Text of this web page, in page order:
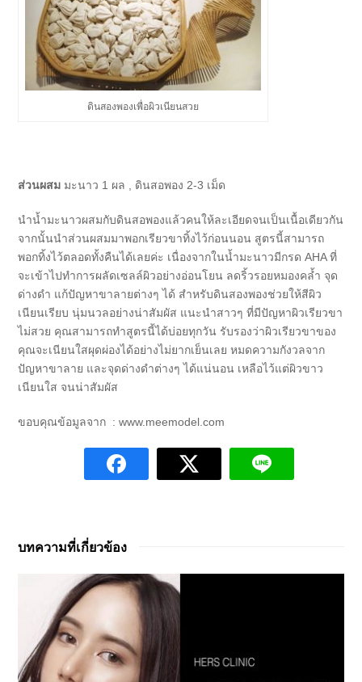
ดินสองพองเพื่อผิวเนียนสวย
ส่วนผสม มะนาว 1 ผล , ดินสอพอง 2-3 เม็ด
นำน้ำมะนาวผสมกับดินสอพองแล้วคนให้ละเอียดจนเป็นเนื้อเดียวกัน
จากนั้นนำส่วนผสมมาพอกเรียวขาทิ้งไว้ก่อนนอน สูตรนี้สามารถ
พอกทิ้งไว้ตลอดทั้งคืนได้เลยค่ะ เนื่องจากในน้ำมะนาวมีกรด AHA ที่
จะเข้าไปทำการผลัดเซลล์ผิวอย่างอ่อนโยน ลดริ้วรอยหมองคล้ำ จุด
ด่างดำ แก้ปัญหาขาลายต่างๆ ได้ สำหรับดินสองพองช่วยให้สีผิว
เนียนเรียบ นุ่มนวลอย่างน่าสัมผัส แนะนำสาวๆ ที่มีปัญหาผิวเรียวขา
ไม่สวย คุณสามารถทำสูตรนี้ได้บ่อยทุกวัน รับรองว่าผิวเรียวขาของ
คุณจะเนียนใสผุดผ่องได้อย่างไม่ยากเย็นเลย หมดความกังวลจาก
ปัญหาขาลาย และจุดด่างดำต่างๆ ได้แน่นอน เหลือไว้แต่ผิวขาว
เนียนใส จนน่าสัมผัส
ขอบคุณข้อมูลจาก : www.meemodel.com
บทความที่เกี่ยวข้อง